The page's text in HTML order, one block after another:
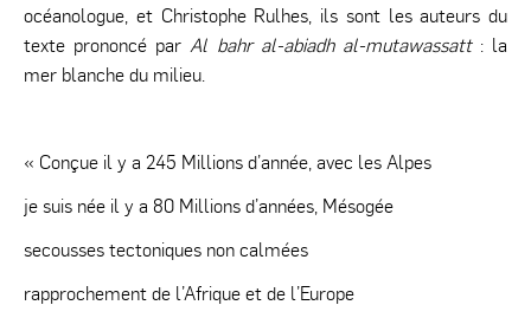
océanologue, et Christophe Rulhes, ils sont les auteurs du
texte prononcé par Al bahr al-abiadh al-mutawassatt: la
mer blanche du milieu.
« Conçue il y a 245 Millions d’année, avec les Alpes
je suis née il y a 80 Millions d’années, Mésogée
secousses tectoniques non calmées
rapprochement de l’Afrique et de l’Europe